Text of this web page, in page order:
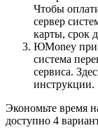
Чтобы
сервер
карты, срок
ЮMoney при
система
сервиса.
инструкции.
Экономьте время
доступно 4